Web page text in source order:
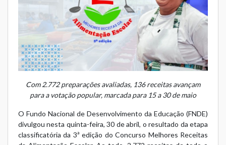
Com 2.772 preparações avaliadas, 136 receitas avançam
para a votação popular, marcada para 15 a 30 de maio
O Fundo Nacional de Desenvolvimento da Educação (FNDE)
divulgou nesta quinta-feira, 30 de abril, o resultado da etapa
classificatória da 3ª edição do Concurso Melhores Receitas